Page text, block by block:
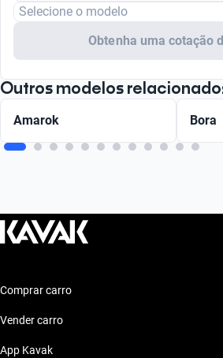
Selecione o modelo
Obtenha uma cotação
Outros modelos
Amarok Bora
Comprar carro
Vender carro
App Kavak